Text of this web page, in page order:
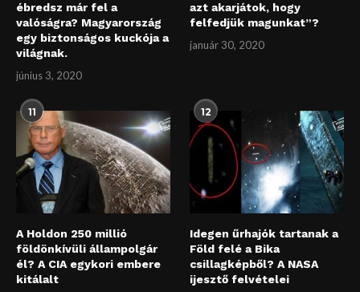
ébredsz már fel a
valóságra? Magyarország
egy biztonságos kuckója a
világnak.
június 3, 2020
azt akarjátok, hogy
felfedjük magunkat”?
január 30, 2020
11
A Holdon 250 millió
földönkívüli állampolgár
él? A CIA egykori embere
kitálalt
12
Idegen űrhajók tartanak a
Föld felé a Bika
csillagképből? A NASA
ijesztő felvételei